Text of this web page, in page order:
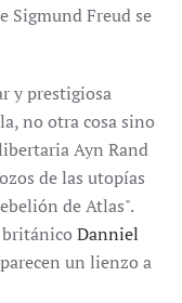
Sigmund Freud se
y prestigiosa
no otra cosa sino
Ayn Rand
de las utopías
de Atlas".
británico Danniel
un lienzo a